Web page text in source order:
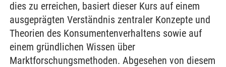
dies zu erreichen, basiert dieser Kurs auf einem
ausgeprägten Verständnis zentraler Konzepte und
Theorien des Konsumentenverhaltens sowie auf
einem gründlichen Wissen über
Marktforschungsmethoden. Abgesehen von diesem